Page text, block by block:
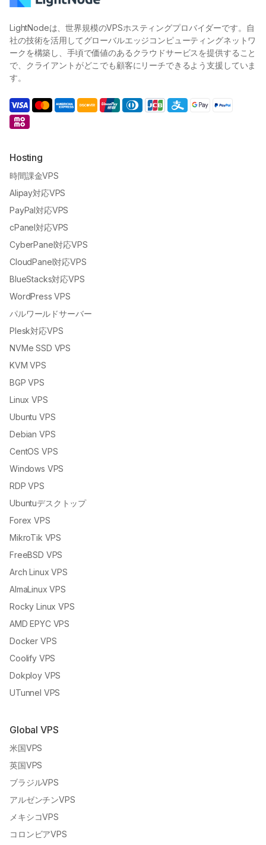
LightNodeは、世界規模のVPSホスティングプロバイダーです。自
社の技術を活用してグローバルエッジコンピューティングネットワ
ークを構築し、手頃で価値のあるクラウドサービスを提供すること
で、クライアントがどこでも顧客にリーチできるよう支援していま
す。
Hosting
時間課金VPS
Alipay対応VPS
PayPal対応VPS
cPanel対応VPS
CyberPanel対応VPS
CloudPanel対応VPS
BlueStacks対応VPS
WordPress VPS
パルワールドサーバー
Plesk対応VPS
NVMe SSD VPS
KVM VPS
BGP VPS
Linux VPS
Ubuntu VPS
Debian VPS
CentOS VPS
Windows VPS
RDP VPS
Ubuntuデスクトップ
Forex VPS
MikroTik VPS
FreeBSD VPS
Arch Linux VPS
AlmaLinux VPS
Rocky Linux VPS
AMD EPYC VPS
Docker VPS
Coolify VPS
Dokploy VPS
UTunnel VPS
Global VPS
米国VPS
英国VPS
ブラジルVPS
アルゼンチンVPS
メキシコVPS
コロンビアVPS